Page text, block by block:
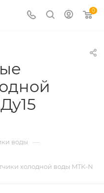
0
воды —
холодной воды MTK-N